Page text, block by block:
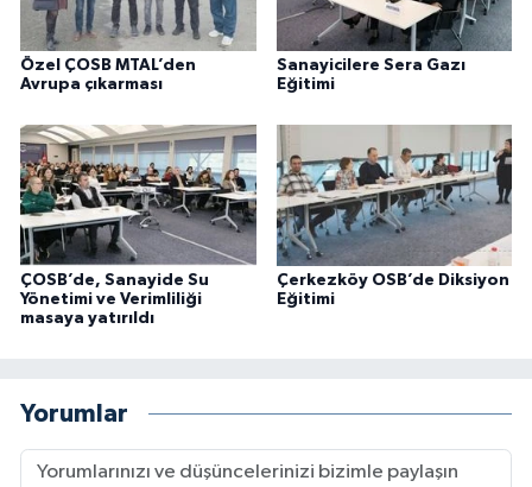
Özel ÇOSB MTAL’den
Avrupa çıkarması
Sanayicilere Sera Gazı
Eğitimi
ÇOSB’de, Sanayide Su
Yönetimi ve Verimliliği
masaya yatırıldı
Çerkezköy OSB’de Diksiyon
Eğitimi
Yorumlar